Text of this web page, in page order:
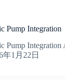
Pump Integration
Pump
年1月22日